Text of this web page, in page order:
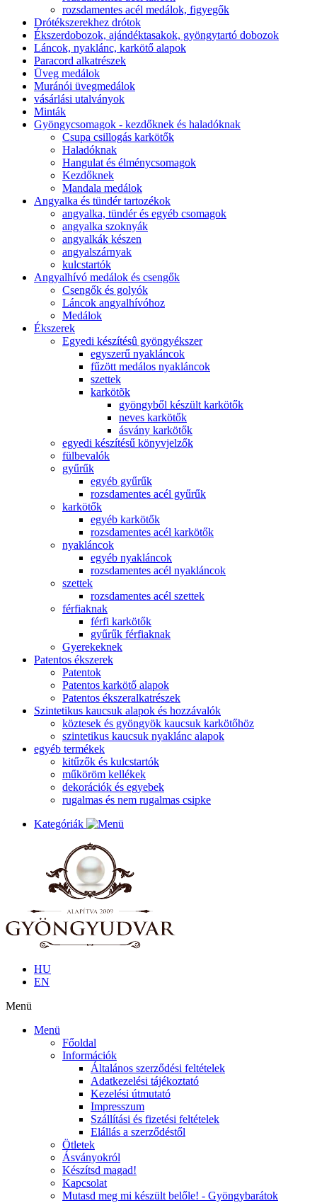
rozsdamentes acél medálok, figyegők
Drótékszerekhez drótok
Ékszerdobozok, ajándéktasakok, gyöngytartó dobozok
Láncok, nyaklánc, karkötő alapok
Paracord alkatrészek
Üveg medálok
Muránói üvegmedálok
vásárlási utalványok
Minták
Gyöngycsomagok - kezdőknek és haladóknak
Csupa csillogás karkötők
Haladóknak
Hangulat és élménycsomagok
Kezdőknek
Mandala medálok
Angyalka és tündér tartozékok
angyalka, tündér és egyéb csomagok
angyalka szoknyák
angyalkák készen
angyalszárnyak
kulcstartók
Angyalhívó medálok és csengők
Csengők és golyók
Láncok angyalhívóhoz
Medálok
Ékszerek
Egyedi készítésû gyöngyékszer
egyszerű nyakláncok
fűzött medálos nyakláncok
szettek
karkötõk
gyöngyből készült karkötők
neves karkötők
ásvány karkötők
egyedi készítésű könyvjelzők
fülbevalók
gyűrűk
egyéb gyűrűk
rozsdamentes acél gyűrűk
karkötők
egyéb karkötők
rozsdamentes acél karkötők
nyakláncok
egyéb nyakláncok
rozsdamentes acél nyakláncok
szettek
rozsdamentes acél szettek
férfiaknak
férfi karkötők
gyűrűk férfiaknak
Gyerekeknek
Patentos ékszerek
Patentok
Patentos karkötő alapok
Patentos ékszeralkatrészek
Szintetikus kaucsuk alapok és hozzávalók
köztesek és gyöngyök kaucsuk karkötőhöz
szintetikus kaucsuk nyaklánc alapok
egyéb termékek
kitűzők és kulcstartók
műköröm kellékek
dekorációk és egyebek
rugalmas és nem rugalmas csipke
Kategóriák
HU
EN
Menü
Menü
Főoldal
Információk
Általános szerződési feltételek
Adatkezelési tájékoztató
Kezelési útmutató
Impresszum
Szállítási és fizetési feltételek
Elállás a szerződéstől
Ötletek
Ásványokról
Készítsd magad!
Kapcsolat
Mutasd meg mi készült belőle! - Gyöngybarátok